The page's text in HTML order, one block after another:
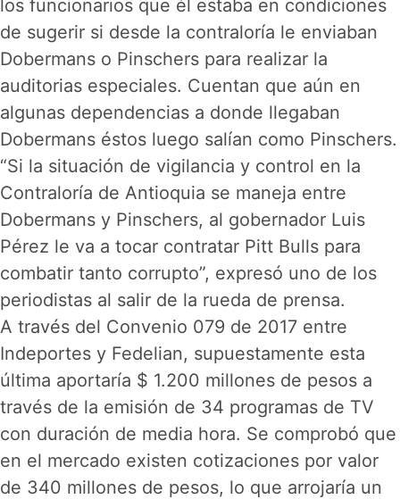
los funcionarios que él estaba en condiciones
de sugerir si desde la contraloría le enviaban
Dobermans o Pinschers para realizar la
auditorias especiales. Cuentan que aún en
algunas dependencias a donde llegaban
Dobermans éstos luego salían como Pinschers.
“Si la situación de vigilancia y control en la
Contraloría de Antioquia se maneja entre
Dobermans y Pinschers, al gobernador Luis
Pérez le va a tocar contratar Pitt Bulls para
combatir tanto corrupto”, expresó uno de los
periodistas al salir de la rueda de prensa.
A través del Convenio 079 de 2017 entre
Indeportes y Fedelian, supuestamente esta
última aportaría $ 1.200 millones de pesos a
través de la emisión de 34 programas de TV
con duración de media hora. Se comprobó que
en el mercado existen cotizaciones por valor
de 340 millones de pesos, lo que arrojaría un